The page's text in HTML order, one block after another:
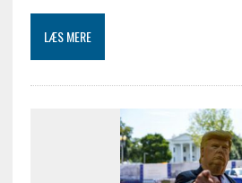
LÆS MERE